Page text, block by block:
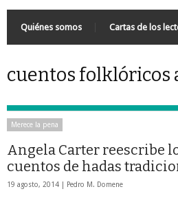
Quiénes somos Cartas de los
cuentos folklóricos
Merece la pena
Angela Carter reescribe
cuentos de hadas
19 agosto, 2014 | Pedro M. Domene